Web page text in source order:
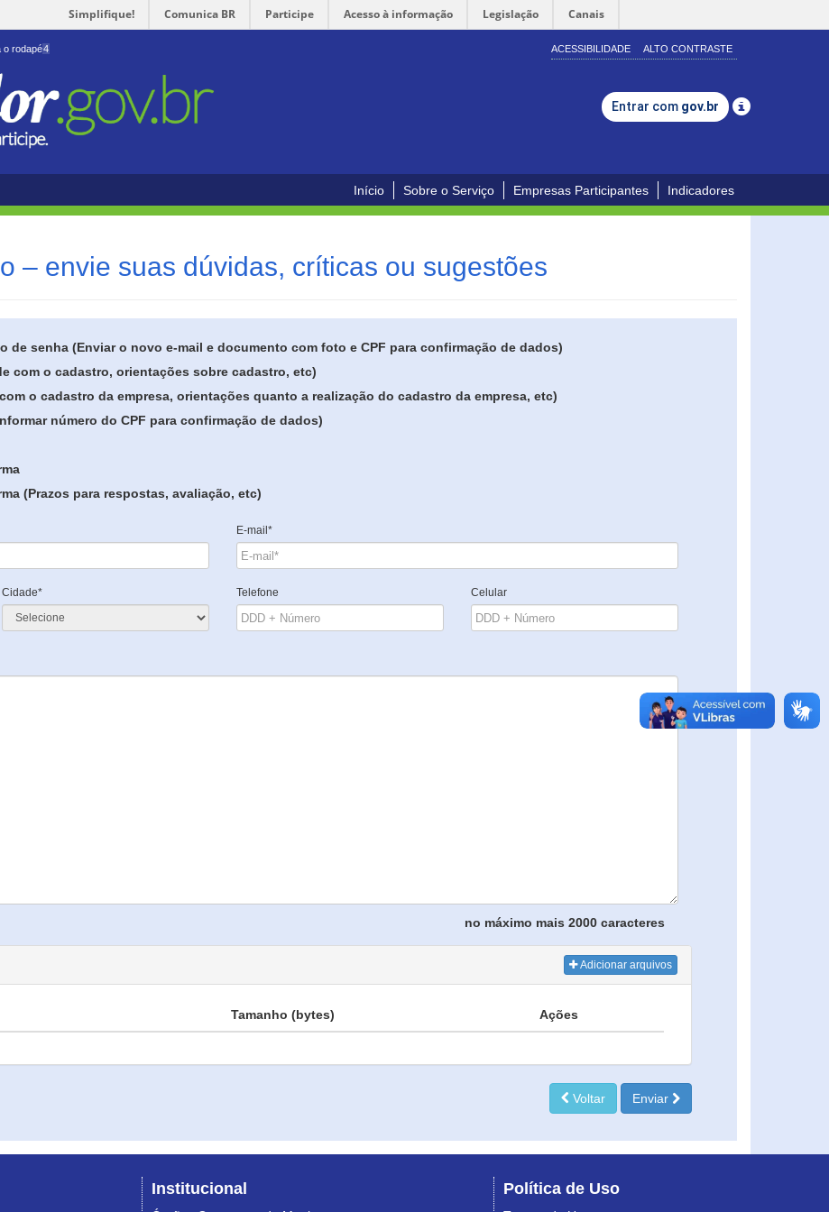
Simplifique! Comunica BR Participe Acesso à informação Legislação Canais
o rodapé4 ACESSIBILIDADE ALTO CONTRASTE
Entrar com gov.br
Início Sobre o Serviço Empresas Participantes Indicadores
– envie suas dúvidas, críticas ou sugestões
de senha (Enviar o novo e-mail e documento com foto e CPF para confirmação de dados)
com o cadastro, orientações sobre cadastro, etc)
o cadastro da empresa, orientações quanto a realização do cadastro da empresa, etc)
número do CPF para confirmação de dados)
(Prazos para respostas, avaliação, etc)
E-mail*
Cidade* Telefone Celular
no máximo mais 2000 caracteres
Adicionar arquivos
Tamanho (bytes) Ações
Voltar Enviar
Institucional Política de Uso